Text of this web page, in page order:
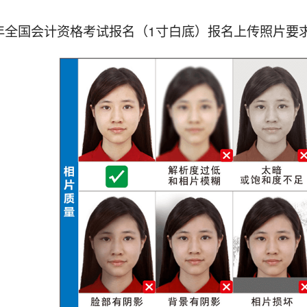
国会计资格考试报名（1寸白底）报名上传照片要